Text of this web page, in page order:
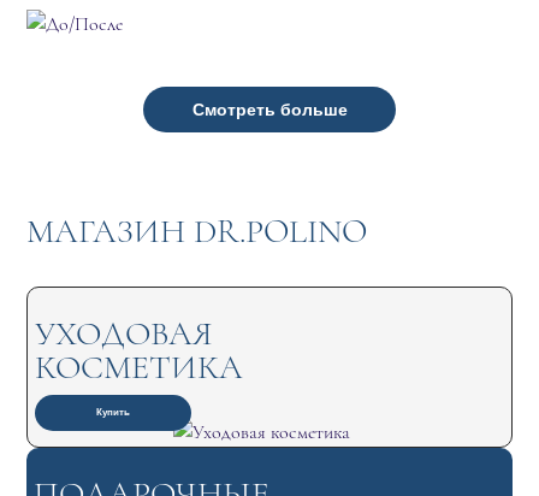
Смотреть больше
МАГАЗИН DR.POLINO
УХОДОВАЯ
КОСМЕТИКА
Купить